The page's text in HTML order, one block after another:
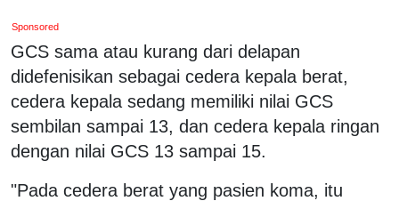
Sponsored
GCS sama atau kurang dari delapan
didefenisikan sebagai cedera kepala berat,
cedera kepala sedang memiliki nilai GCS
sembilan sampai 13, dan cedera kepala ringan
dengan nilai GCS 13 sampai 15.
"Pada cedera berat yang pasien koma, itu